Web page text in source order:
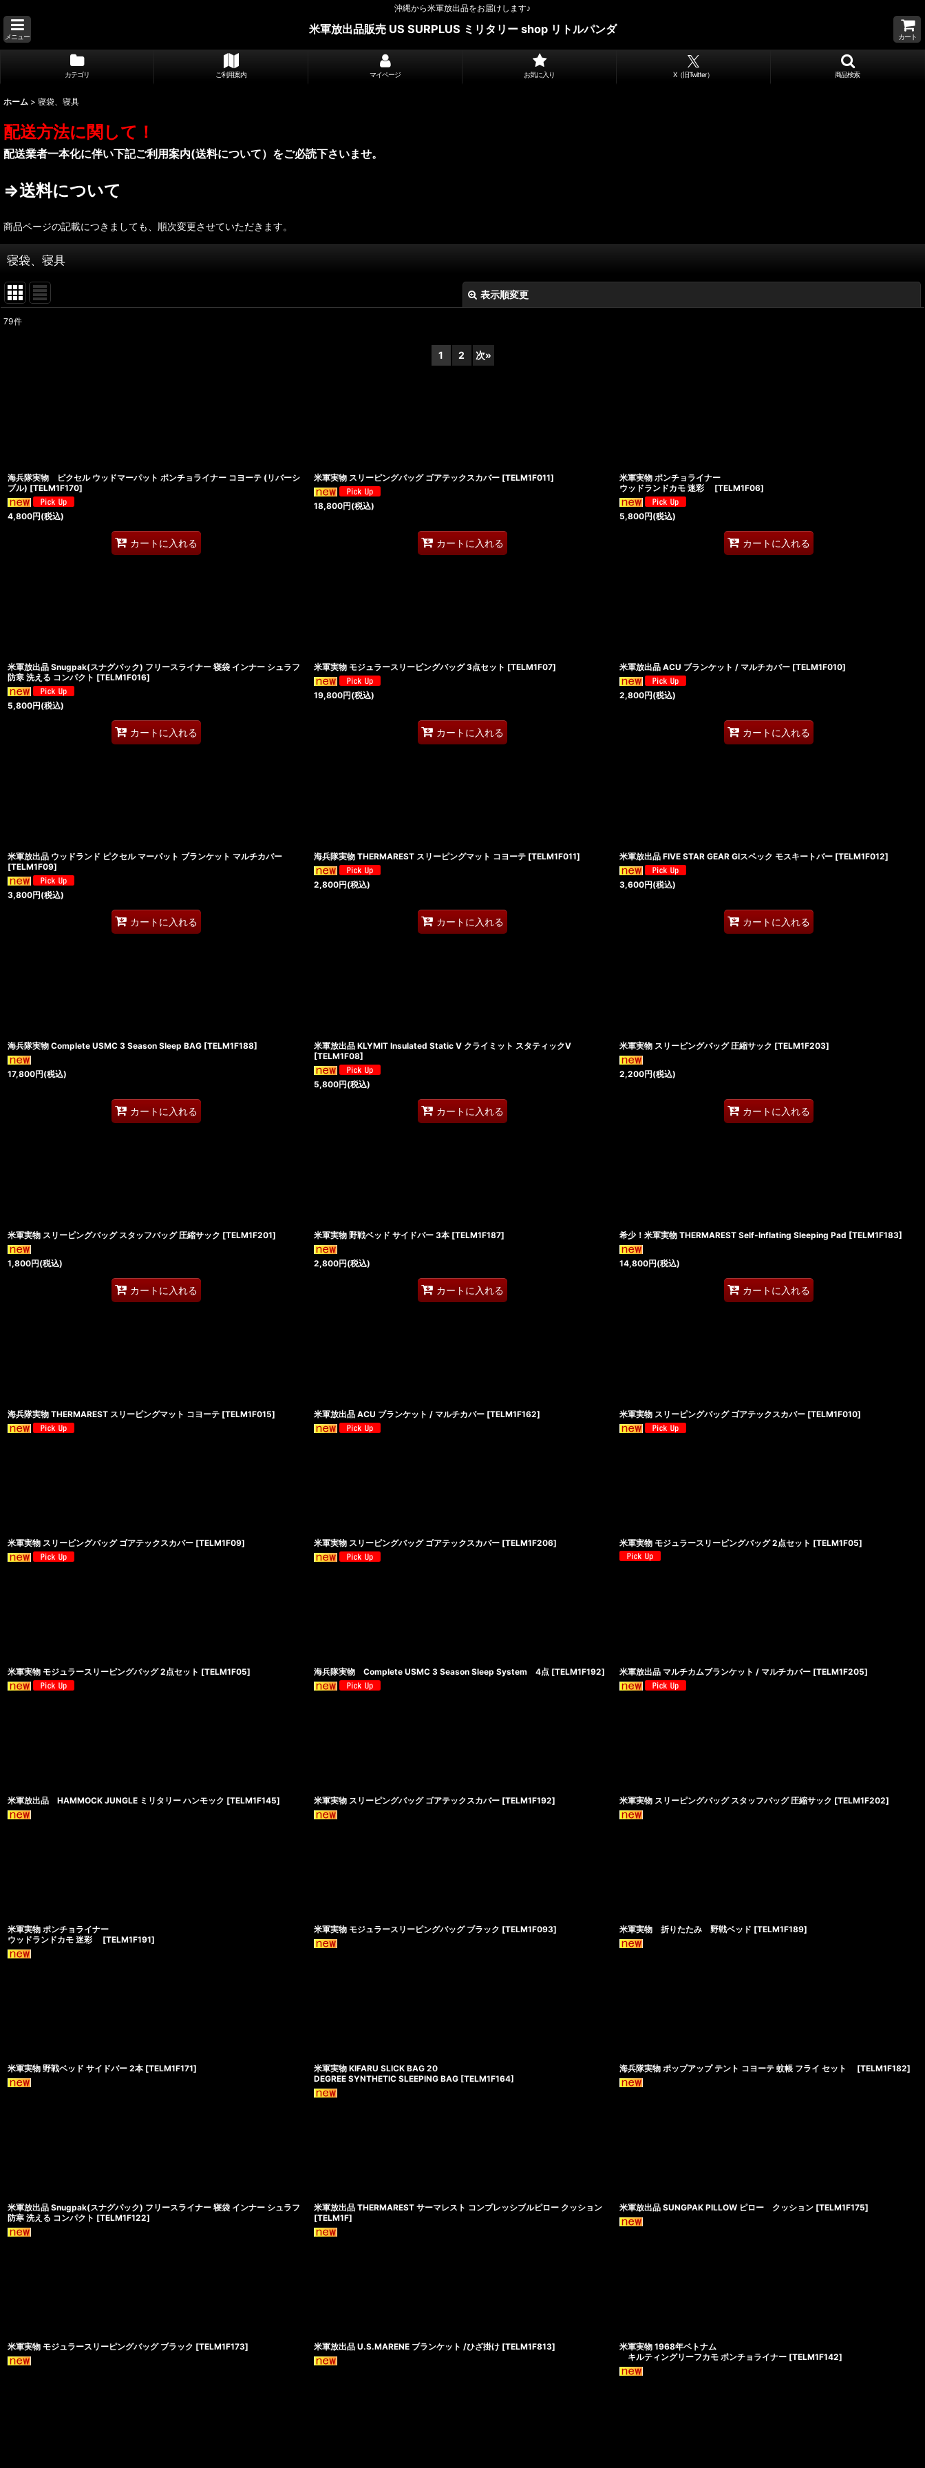
沖縄から米軍放出品をお届けします♪
メニュー
米軍放出品販売 US SURPLUS ミリタリー shop リトルパンダ
カート
カテゴリ ご利用案内 マイページ お気に入り X（旧Twitter） 商品検索
ホーム > 寝袋、寝具
配送方法に関して！
配送業者一本化に伴い下記ご利用案内(送料について）をご必読下さいませ。
⇒送料について
商品ページの記載につきましても、順次変更させていただきます。
寝袋、寝具
表示順変更
79件
1 2 次»
海兵隊実物 ピクセル ウッドマーパット ポンチョライナー コヨーテ (リバーシ
ブル) [TELM1F170]
4,800円(税込)
カートに入れる
米軍実物 スリーピングバッグ ゴアテックスカバー [TELM1F011]
18,800円(税込)
カートに入れる
米軍実物 ポンチョライナー
ウッドランドカモ 迷彩
[TELM1F06]
5,800円(税込)
カートに入れる
米軍放出品 Snugpak(スナグパック) フリースライナー 寝袋 インナー シュラフ
防寒 洗える コンパクト [TELM1F016]
5,800円(税込)
カートに入れる
米軍実物 モジュラースリーピングバッグ 3点セット [TELM1F07]
19,800円(税込)
カートに入れる
米軍放出品 ACU ブランケット / マルチカバー [TELM1F010]
2,800円(税込)
カートに入れる
米軍放出品 ウッドランド ピクセル マーパット ブランケット マルチカバー
[TELM1F09]
3,800円(税込)
カートに入れる
海兵隊実物 THERMAREST スリーピングマット コヨーテ [TELM1F011]
2,800円(税込)
カートに入れる
米軍放出品 FIVE STAR GEAR GIスペック モスキートバー [TELM1F012]
3,600円(税込)
カートに入れる
海兵隊実物 Complete USMC 3 Season Sleep BAG [TELM1F188]
17,800円(税込)
カートに入れる
米軍放出品 KLYMIT Insulated Static V クライミット スタティックV
[TELM1F08]
5,800円(税込)
カートに入れる
米軍実物 スリーピングバッグ 圧縮サック [TELM1F203]
2,200円(税込)
カートに入れる
米軍実物 スリーピングバッグ スタッフバッグ 圧縮サック [TELM1F201]
1,800円(税込)
カートに入れる
米軍実物 野戦ベッド サイドバー 3本 [TELM1F187]
2,800円(税込)
カートに入れる
希少！米軍実物 THERMAREST Self-Inflating Sleeping Pad [TELM1F183]
14,800円(税込)
カートに入れる
海兵隊実物 THERMAREST スリーピングマット コヨーテ [TELM1F015] 米軍放出品 ACU ブランケット / マルチカバー [TELM1F162] 米軍実物 スリーピングバッグ ゴアテックスカバー [TELM1F010]
米軍実物 スリーピングバッグ ゴアテックスカバー [TELM1F09] 米軍実物 スリーピングバッグ ゴアテックスカバー [TELM1F206] 米軍実物 モジュラースリーピングバッグ 2点セット [TELM1F05]
米軍実物 モジュラースリーピングバッグ 2点セット [TELM1F05] 海兵隊実物 Complete USMC 3 Season Sleep System 4点 [TELM1F192] 米軍放出品 マルチカムブランケット / マルチカバー [TELM1F205]
米軍放出品 HAMMOCK JUNGLE ミリタリー ハンモック [TELM1F145] 米軍実物 スリーピングバッグ ゴアテックスカバー [TELM1F192] 米軍実物 スリーピングバッグ スタッフバッグ 圧縮サック [TELM1F202]
米軍実物 ポンチョライナー
ウッドランドカモ 迷彩
[TELM1F191]
米軍実物 モジュラースリーピングバッグ ブラック [TELM1F093] 米軍実物 折りたたみ 野戦ベッド [TELM1F189]
米軍実物 野戦ベッド サイドバー 2本 [TELM1F171]
米軍実物 KIFARU SLICK BAG 20
DEGREE SYNTHETIC SLEEPING BAG [TELM1F164]
海兵隊実物 ポップアップ テント コヨーテ 蚊帳 フライ セット [TELM1F182]
米軍放出品 Snugpak(スナグパック) フリースライナー 寝袋 インナー シュラフ
防寒 洗える コンパクト [TELM1F122]
米軍放出品 THERMAREST サーマレスト コンプレッシブルピロー クッション
[TELM1F]
米軍放出品 SUNGPAK PILLOW ピロー クッション [TELM1F175]
米軍実物 モジュラースリーピングバッグ ブラック [TELM1F173] 米軍放出品 U.S.MARENE ブランケット /ひざ掛け [TELM1F813]
米軍実物 1968年ベトナム
キルティングリーフカモ ポンチョライナー [TELM1F142]